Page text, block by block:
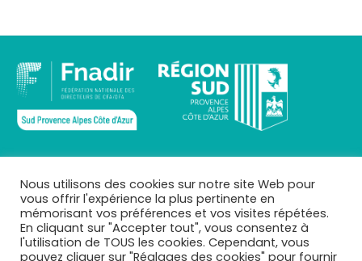
Qui sommes-nous ?
Mentions légales
Téléchargements
Mes CFA
Nous utilisons des cookies sur notre site Web pour
vous offrir l'expérience la plus pertinente en
mémorisant vos préférences et vos visites répétées.
En cliquant sur "Accepter tout", vous consentez à
l'utilisation de TOUS les cookies. Cependant, vous
pouvez cliquer sur "Réglages des cookies" pour fournir